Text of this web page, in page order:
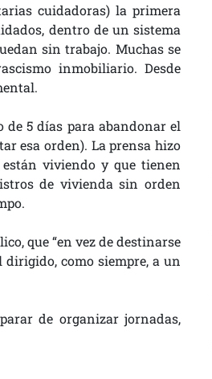
cuidadoras) la primera
dentro de un sistema
sin trabajo. Muchas se
inmobiliario. Desde
de 5 días para abandonar el
esa orden). La prensa hizo
están viviendo y que tienen
de vivienda sin orden
que “en vez de destinarse
como siempre, a un
de organizar jornadas,